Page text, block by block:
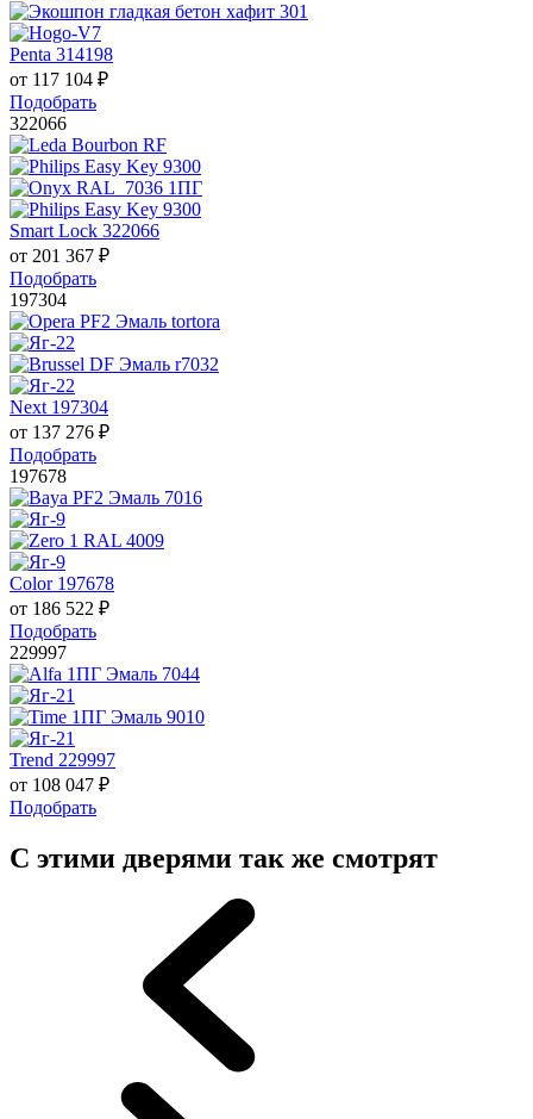
Penta 314198
от 117 104 ₽
Подобрать
322066
Smart Lock 322066
от 201 367 ₽
Подобрать
197304
Next 197304
от 137 276 ₽
Подобрать
197678
Color 197678
от 186 522 ₽
Подобрать
229997
Trend 229997
от 108 047 ₽
Подобрать
С этими дверями так же смотрят